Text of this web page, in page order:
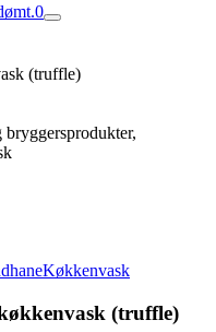
0
(truffle)
Køkkenvask
(truffle)